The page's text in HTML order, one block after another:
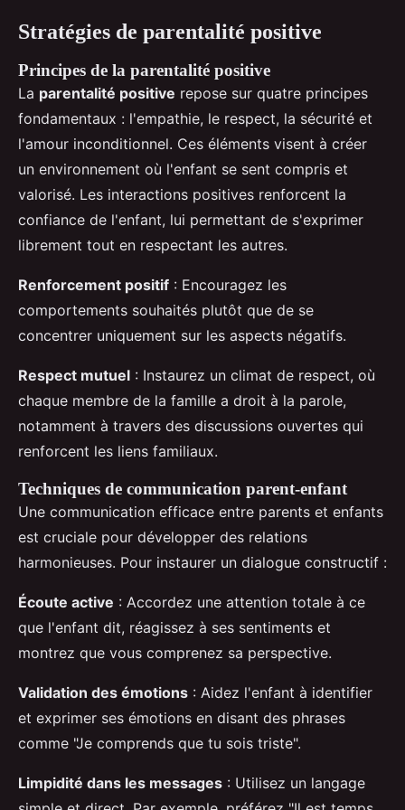
Stratégies de parentalité positive
Principes de la parentalité positive
La parentalité positive repose sur quatre principes
fondamentaux : l'empathie, le respect, la sécurité et
l'amour inconditionnel. Ces éléments visent à créer
un environnement où l'enfant se sent compris et
valorisé. Les interactions positives renforcent la
confiance de l'enfant, lui permettant de s'exprimer
librement tout en respectant les autres.
Renforcement positif : Encouragez les
comportements souhaités plutôt que de se
concentrer uniquement sur les aspects négatifs.
Respect mutuel : Instaurez un climat de respect, où
chaque membre de la famille a droit à la parole,
notamment à travers des discussions ouvertes qui
renforcent les liens familiaux.
Techniques de communication parent-enfant
Une communication efficace entre parents et enfants
est cruciale pour développer des relations
harmonieuses. Pour instaurer un dialogue constructif :
Écoute active : Accordez une attention totale à ce
que l'enfant dit, réagissez à ses sentiments et
montrez que vous comprenez sa perspective.
Validation des émotions : Aidez l'enfant à identifier
et exprimer ses émotions en disant des phrases
comme "Je comprends que tu sois triste".
Limpidité dans les messages : Utilisez un langage